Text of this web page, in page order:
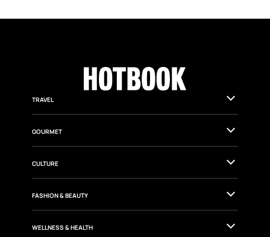
TRAVEL
GOURMET
CULTURE
FASHION & BEAUTY
WELLNESS & HEALTH